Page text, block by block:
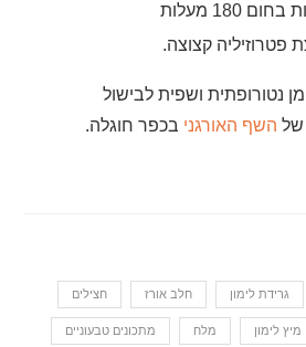
פטרוזיליה קצוצה.
נטורופתית ושפית לבישול
של השף האורגני בכפר חוגלה.
גרידת לימון חלב אורז חצילים
מיץ לימון מלח מתכונים טבעוניים